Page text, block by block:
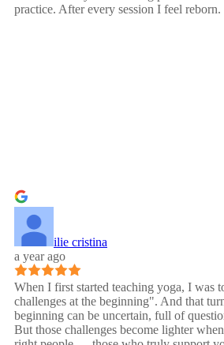
practice. After every session I feel
ilie cristina
a year ago
When I first started teaching yoga, I was
challenges at the beginning". And that
beginning can be uncertain, full of
But those challenges become lighter